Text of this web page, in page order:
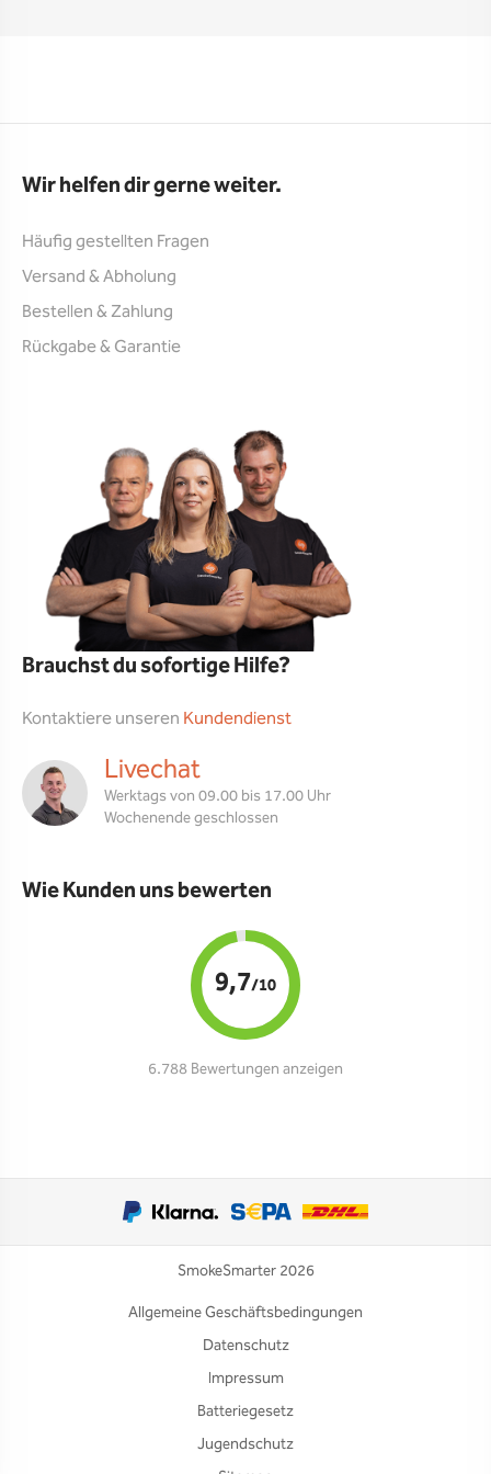
Wir helfen dir gerne weiter.
Häufig gestellten Fragen
Versand & Abholung
Bestellen & Zahlung
Rückgabe & Garantie
Brauchst du sofortige Hilfe?
Kontaktiere unseren Kundendienst
Livechat
Werktags von 09.00 bis 17.00 Uhr
Wochenende geschlossen
Wie Kunden uns bewerten
9,7/10
6.788 Bewertungen anzeigen
SmokeSmarter 2026
Allgemeine Geschäftsbedingungen
Datenschutz
Impressum
Batteriegesetz
Jugendschutz